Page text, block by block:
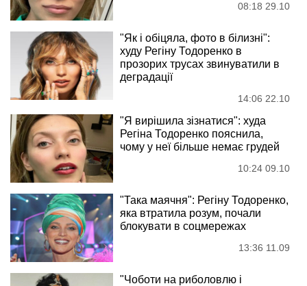
08:18 29.10
"Як і обіцяла, фото в білизні":
худу Регіну Тодоренко в
прозорих трусах звинуватили в
деградації
14:06 22.10
"Я вирішила зізнатися": худа
Регіна Тодоренко пояснила,
чому у неї більше немає грудей
10:24 09.10
"Така маячня": Регіну Тодоренко,
яка втратила розум, почали
блокувати в соцмережах
13:36 11.09
"Чоботи на риболовлю і